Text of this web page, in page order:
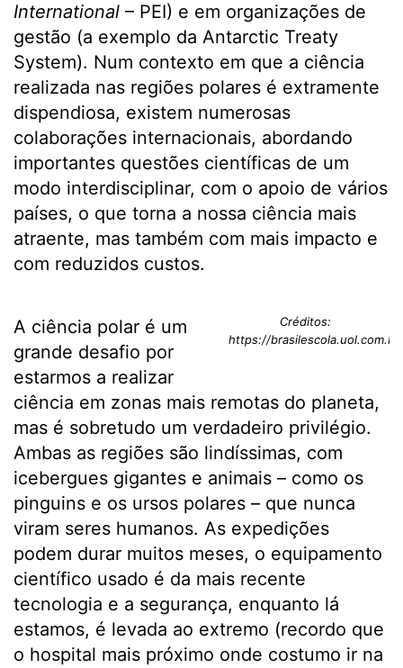
International – PEI) e em organizações de
gestão (a exemplo da Antarctic Treaty
System). Num contexto em que a ciência
realizada nas regiões polares é extramente
dispendiosa, existem numerosas
colaborações internacionais, abordando
importantes questões científicas de um
modo interdisciplinar, com o apoio de vários
países, o que torna a nossa ciência mais
atraente, mas também com mais impacto e
com reduzidos custos.
Créditos:
https://
A ciência polar é um
grande desafio por
estarmos a realizar
ciência em zonas mais remotas do planeta,
mas é sobretudo um verdadeiro privilégio.
Ambas as regiões são lindíssimas, com
icebergues gigantes e animais – como os
pinguins e os ursos polares – que nunca
viram seres humanos. As expedições
podem durar muitos meses, o equipamento
científico usado é da mais recente
tecnologia e a segurança, enquanto lá
estamos, é levada ao extremo (recordo que
o hospital mais próximo onde costumo ir na